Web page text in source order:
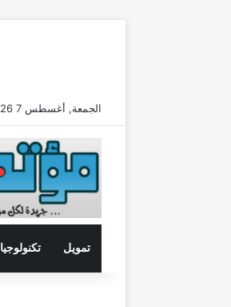
الجمعة, أغسطس 7 2026
تمويل تكنولوجيا